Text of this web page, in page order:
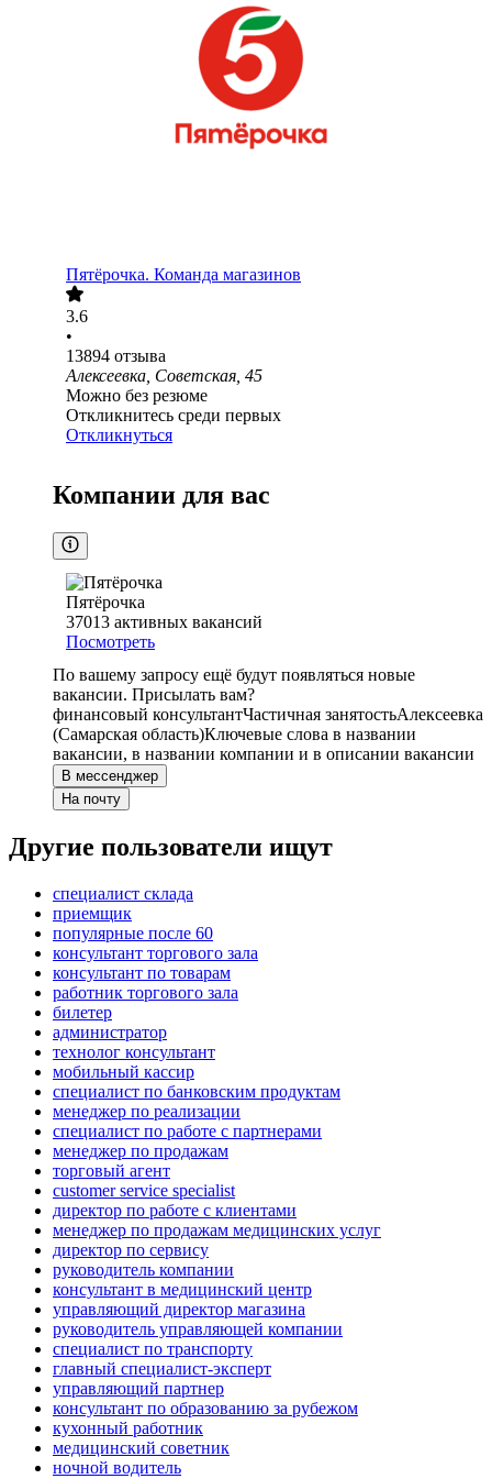
Пятёрочка. Команда магазинов
3.6
•
13894 отзыва
Алексеевка, Советская, 45
Можно без резюме
Откликнитесь среди первых
Откликнуться
Компании для вас
Пятёрочка
37013 активных вакансий
Посмотреть
По вашему запросу ещё будут появляться новые
вакансии. Присылать вам?
финансовый консультантЧастичная занятостьАлексеевка
(Самарская область)Ключевые слова в названии
вакансии, в названии компании и в описании вакансии
В мессенджер
На почту
Другие пользователи ищут
специалист склада
приемщик
популярные после 60
консультант торгового зала
консультант по товарам
работник торгового зала
билетер
администратор
технолог консультант
мобильный кассир
специалист по банковским продуктам
менеджер по реализации
специалист по работе с партнерами
менеджер по продажам
торговый агент
customer service specialist
директор по работе с клиентами
менеджер по продажам медицинских услуг
директор по сервису
руководитель компании
консультант в медицинский центр
управляющий директор магазина
руководитель управляющей компании
специалист по транспорту
главный специалист-эксперт
управляющий партнер
консультант по образованию за рубежом
кухонный работник
медицинский советник
ночной водитель